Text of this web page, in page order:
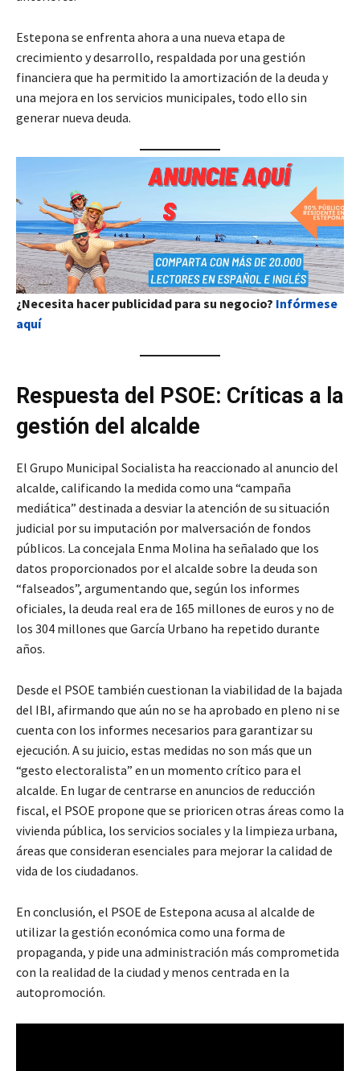
Estepona se enfrenta ahora a una nueva etapa de
crecimiento y desarrollo, respaldada por una gestión
financiera que ha permitido la amortización de la deuda y
una mejora en los servicios municipales, todo ello sin
generar nueva deuda.
¿Necesita hacer publicidad para su negocio? Infórmese
aquí
Respuesta del PSOE: Críticas a la
gestión del alcalde
El Grupo Municipal Socialista ha reaccionado al anuncio del
alcalde, calificando la medida como una “campaña
mediática” destinada a desviar la atención de su situación
judicial por su imputación por malversación de fondos
públicos. La concejala Enma Molina ha señalado que los
datos proporcionados por el alcalde sobre la deuda son
“falseados”, argumentando que, según los informes
oficiales, la deuda real era de 165 millones de euros y no de
los 304 millones que García Urbano ha repetido durante
años.
Desde el PSOE también cuestionan la viabilidad de la bajada
del IBI, afirmando que aún no se ha aprobado en pleno ni se
cuenta con los informes necesarios para garantizar su
ejecución. A su juicio, estas medidas no son más que un
“gesto electoralista” en un momento crítico para el
alcalde. En lugar de centrarse en anuncios de reducción
fiscal, el PSOE propone que se prioricen otras áreas como la
vivienda pública, los servicios sociales y la limpieza urbana,
áreas que consideran esenciales para mejorar la calidad de
vida de los ciudadanos.
En conclusión, el PSOE de Estepona acusa al alcalde de
utilizar la gestión económica como una forma de
propaganda, y pide una administración más comprometida
con la realidad de la ciudad y menos centrada en la
autopromoción.